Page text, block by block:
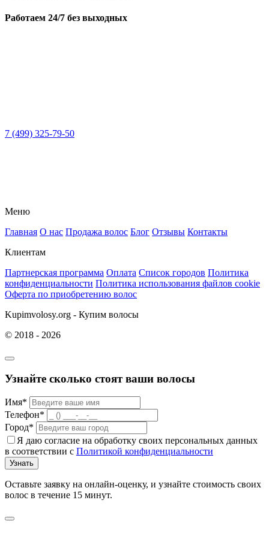
Работаем 24/7 без выходных
7 (499) 325-79-50
Меню
Главная О нас Продажа волос Блог Отзывы Контакты
Клиентам
Партнерская программа Оплата Список городов Политика
конфиденциальности Политика использования файлов cookie
Оферта по приобретению волос
Kupimvolosy.org - Купим волосы
© 2018 - 2026
Узнайте сколько стоят ваши волосы
Имя*
Телефон*
Город*
Я даю согласие на обработку своих персональных данных
в соответствии с Политикой конфиденциальности
Узнать
Оставьте заявку на онлайн-оценку, и узнайте стоимость своих
волос в течение 15 минут.